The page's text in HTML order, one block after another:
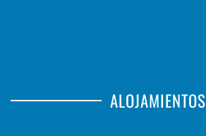
ALOJAMIENTOS